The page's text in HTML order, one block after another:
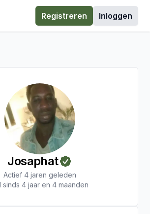
Registreren Inloggen
Josaphat
Actief 4 jaren geleden
sinds 4 jaar en 4 maanden